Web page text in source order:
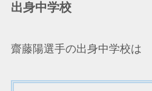
出身中学校
齋藤陽選手の出身中学校は